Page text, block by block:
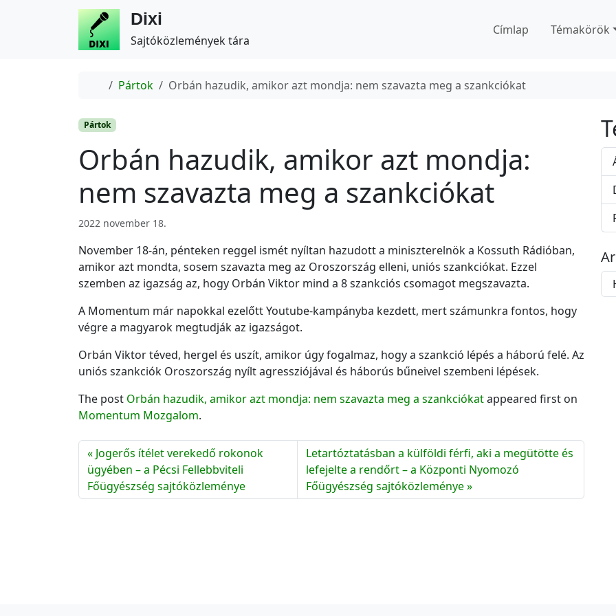
Dixi
Sajtóközlemények tára
Címlap Témakörök
Home
Pártok Orbán hazudik, amikor azt mondja: nem szavazta meg a szankciókat
Pártok
Orbán hazudik, amikor azt mondja:
nem szavazta meg a szankciókat
2022 november 18.
November 18-án, pénteken reggel ismét nyíltan hazudott a miniszterelnök a Kossuth Rádióban,
amikor azt mondta, sosem szavazta meg az Oroszország elleni, uniós szankciókat. Ezzel
szemben az igazság az, hogy Orbán Viktor mind a 8 szankciós csomagot megszavazta.
A Momentum már napokkal ezelőtt Youtube-kampányba kezdett, mert számunkra fontos, hogy
végre a magyarok megtudják az igazságot.
Orbán Viktor téved, hergel és uszít, amikor úgy fogalmaz, hogy a szankció lépés a háború felé. Az
uniós szankciók Oroszország nyílt agressziójával és háborús bűneivel szembeni lépések.
The post Orbán hazudik, amikor azt mondja: nem szavazta meg a szankciókatappeared first on
Momentum Mozgalom.
Jogerős ítélet verekedő rokonok
ügyében – a Pécsi Fellebbviteli
Főügyészség sajtóközleménye
Letartóztatásban a külföldi férfi, aki a megütötte és
lefejelte a rendőrt – a Központi Nyomozó
Főügyészség sajtóközleménye
r